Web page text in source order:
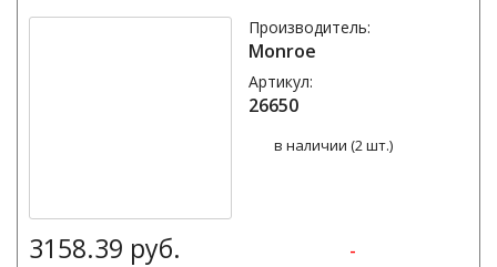
Производитель:
Monroe
Артикул:
26650
в наличии (2 шт.)
3158.39 руб. -